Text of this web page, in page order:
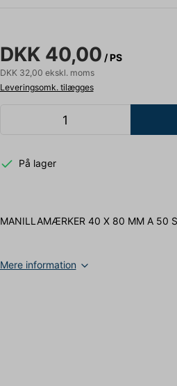
DKK 40,00 / PS
DKK 32,00 ekskl. moms
Leveringsomk. tilægges
På lager
MANILLAMÆRKER 40 X 80 MM A 50
Mere information